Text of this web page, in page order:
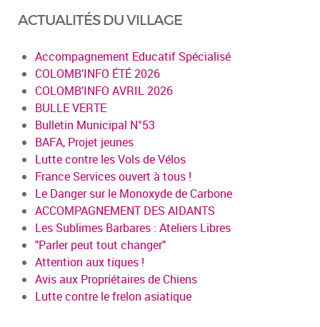
ACTUALITÉS DU VILLAGE
Accompagnement Educatif Spécialisé
COLOMB'INFO ÉTÉ 2026
COLOMB'INFO AVRIL 2026
BULLE VERTE
Bulletin Municipal N°53
BAFA, Projet jeunes
Lutte contre les Vols de Vélos
France Services ouvert à tous !
Le Danger sur le Monoxyde de Carbone
ACCOMPAGNEMENT DES AIDANTS
Les Sublimes Barbares : Ateliers Libres
"Parler peut tout changer"
Attention aux tiques !
Avis aux Propriétaires de Chiens
Lutte contre le frelon asiatique